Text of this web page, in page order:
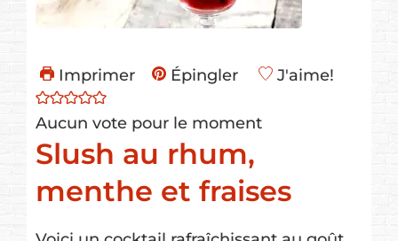
Imprimer Épingler J'aime!
Aucun vote pour le moment
Slush au rhum,
menthe et fraises